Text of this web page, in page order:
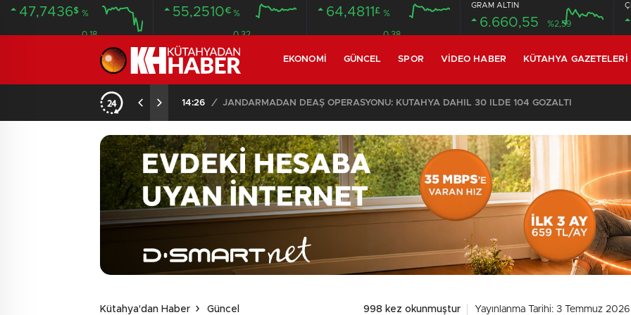
47,7436$ %
0.18
55,2510€ %
0.32
64,4811 £ %
0.38
GRAM ALTIN
6.660,55 %2,59
EKONOMI GÜNCEL SPOR VIDEO HABER KÜTAHYA GAZETELERI
02:03 / KOMŞULARI ÖLDÜĞÜNÜ SANDI, YAŞLI KADINI ÇÖP YIĞINININ ARASINDA BULUNDU
Kütahya'dan Haber Güncel 998 kez okunmuştur Yayınlanma Tarihi: 3 Temmuz 2026